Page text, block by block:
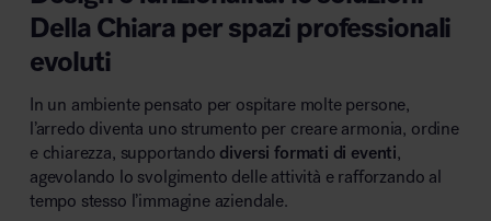
MillerKnoll
Della Chiara per spazi professionali
evoluti
In un ambiente pensato per ospitare molte persone,
l’arredo diventa uno strumento per creare armonia, ordine
e chiarezza, supportando diversi formati di eventi,
agevolando lo svolgimento delle attività e rafforzando al
tempo stesso l’immagine aziendale.